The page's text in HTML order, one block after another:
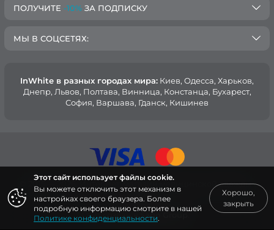
ПОЛУЧИТЕ -10% ЗА ПОДПИСКУ
МЫ В СОЦСЕТЯХ:
InWhite в разных городах мира: Киев, Oдесса, Харьков,
Днепр, Львов, Полтава, Винница, Констанца, Бухарест,
София, Варшава, Гданск, Кишинев
© 2015 — 2026, Интернет-магазин медицинской одежды
InWhite.
Сайт создан в Sago Group
Этот сайт использует файлы cookie.
Вы можете отключить этот механизм в
настройках своего браузера. Более
подробную информацию смотрите в нашей
Политике конфиденциальности.
Хорошо,
закрыть